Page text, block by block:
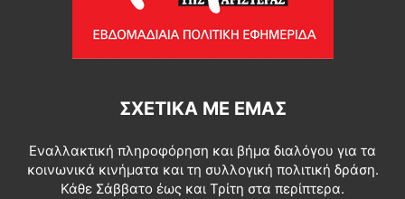
ΣΧΕΤΙΚΆ ΜΕ ΕΜΆΣ
Εναλλακτική πληροφόρηση και βήμα διαλόγου για τα
κοινωνικά κινήματα και τη συλλογική πολιτική δράση.
Κάθε Σάββατο έως και Τρίτη στα περίπτερα.